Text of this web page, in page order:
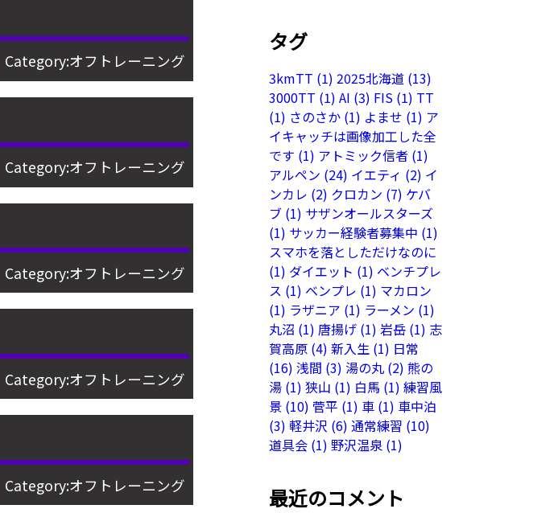
Category:オフトレーニング
Category:オフトレーニング
Category:オフトレーニング
Category:オフトレーニング
Category:オフトレーニング
タグ
3kmTT (1) 2025北海道(13)
3000TT (1) AI (3) FIS(1) TT
(1) さのさか(1) よませ (1) ア
イキャッチは画像加工した全
です (1) アトミック信者(1)
アルペン (24) イエティ (2) イ
ンカレ (2) クロカン (7) ケバ
ブ(1) サザンオールスターズ
(1) サッカー経験者募集中 (1)
スマホを落としただけなのに
(1) ダイエット (1) ベンチプレ
ス (1) ベンプレ (1) マカロン
(1) ラザニア (1) ラーメン (1)
丸沼 (1) 唐揚げ(1) 岩岳(1) 志
賀高原(4) 新入生(1) 日常
(16) 浅間 (3) 湯の丸(2) 熊の
湯(1) 狭山 (1) 白馬 (1) 練習風
景(10) 菅平 (1) 車(1) 車中泊
(3) 軽井沢 (6) 通常練習 (10)
道具会(1) 野沢温泉(1)
最近のコメント